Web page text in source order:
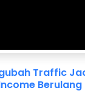
Traffic
Berulang